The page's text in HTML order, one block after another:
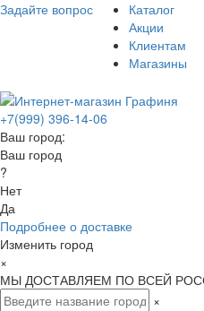
Задайте вопрос
Каталог
Акции
Клиентам
Магазины
+7(999) 396-14-06
Ваш город:
Ваш город
?
Нет
Да
Подробнее о доставке
Изменить город
×
МЫ ДОСТАВЛЯЕМ ПО ВСЕЙ
×